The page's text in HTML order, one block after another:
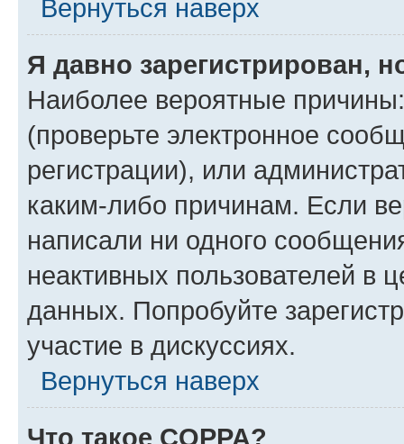
Вернуться наверх
Я давно зарегистрирован,
Наиболее вероятные
(проверьте электронное
регистрации), или
каким-либо причинам. Если
написали ни одного
неактивных пользователей в
данных. Попробуйте
участие в дискуссиях.
Вернуться наверх
Что такое COPPA?